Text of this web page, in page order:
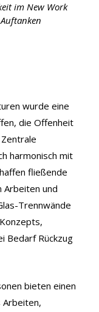
im New Work
wurde eine
die Offenheit
harmonisch mit
fließende
Arbeiten und
Trennwände
Bedarf Rückzug
bieten einen